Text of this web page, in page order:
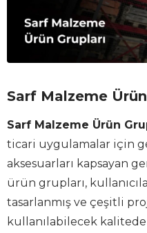
Sarf Malzeme
Sarf Malzeme Ürün
ticari uygulamalar için
aksesuarları kapsayan
ürün grupları,
tasarlanmış ve çeşitli
kullanılabilecek